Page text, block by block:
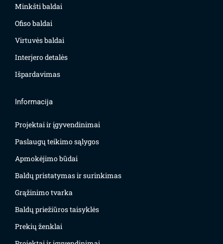
Minkšti baldai
Ofiso baldai
Virtuvės baldai
Interjero detalės
Išpardavimas
Informacija
Projektai ir įgyvendinimai
Paslaugų teikimo sąlygos
Apmokėjimo būdai
Baldų pristatymas ir surinkimas
Grąžinimo tvarka
Baldų priežiūros taisyklės
Prekių ženklai